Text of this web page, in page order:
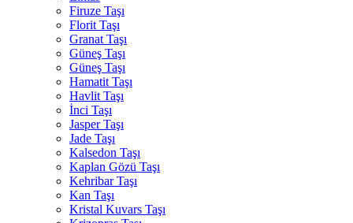
Firuze Taşı
Florit Taşı
Granat Taşı
Güneş Taşı
Güneş Taşı
Hamatit Taşı
Havlit Taşı
İnci Taşı
Jasper Taşı
Jade Taşı
Kalsedon Taşı
Kaplan Gözü Taşı
Kehribar Taşı
Kan Taşı
Kristal Kuvars Taşı